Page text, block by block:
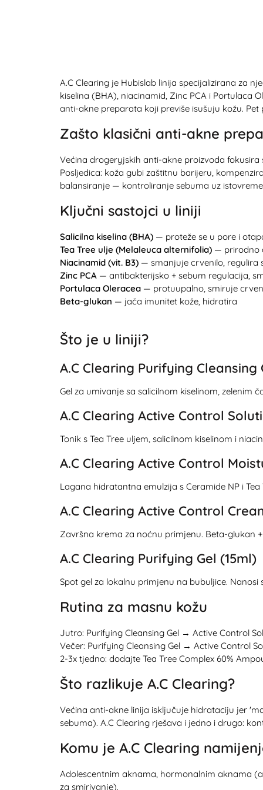
A.C Clearing je Hubislab linija specijalizirana za
kiselina (BHA), niacinamid, Zinc PCA i Portulaca
anti-akne preparata koji previše isušuju kožu.
Zašto klasični anti-akne
Većina drogeryjskih anti-akne proizvoda
Posljedica: koža gubi zaštitnu barijeru,
balansiranje — kontroliranje sebuma uz
Ključni sastojci u liniji
Salicilna kiselina (BHA) — proteže se u pore i
Tea Tree ulje (Melaleuca alternifolia) — prirodno
Niacinamid (vit. B3) — smanjuje crvenilo, regulira
Zinc PCA — antibakterijsko + sebum regulacija,
Portulaca Oleracea — protuupalno, smiruje
Beta-glukan — jača imunitet kože, hidratira
Što je u liniji?
A.C Clearing Purifying Cleansing
Gel za umivanje sa salicilnom kiselinom, zelenim
A.C Clearing Active Control
Tonik s Tea Tree uljem, salicilnom kiselinom i
A.C Clearing Active Control
Lagana hidratantna emulzija s Ceramide NP i
A.C Clearing Active Control
Završna krema za noćnu primjenu. Beta-glukan
A.C Clearing Purifying Gel (15ml)
Spot gel za lokalnu primjenu na bubuljice.
Rutina za masnu kožu
Jutro: Purifying Cleansing Gel → Active Control
Večer: Purifying Cleansing Gel → Active Control
2-3x tjedno: dodajte Tea Tree Complex 60%
Što razlikuje A.C Clearing?
Većina anti-akne linija isključuje hidrataciju jer
sebuma). A.C Clearing rješava i jedno i drugo:
Komu je A.C Clearing
Adolescentnim aknama, hormonalnim aknama
za smirivanje).